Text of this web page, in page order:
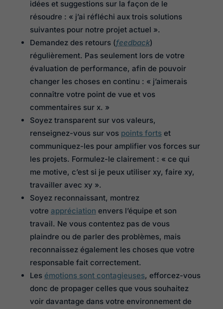
idées et suggestions sur la façon de le
résoudre : « j’ai réfléchi aux trois solutions
suivantes pour notre projet actuel ».
Demandez des retours (feedback)
régulièrement. Pas seulement lors de votre
évaluation de performance, afin de pouvoir
changer les choses en continu : « j’aimerais
connaître votre point de vue et vos
commentaires sur x. »
Soyez transparent sur vos valeurs,
renseignez-vous sur vos points fortset
communiquez-les pour amplifier vos forces sur
les projets. Formulez-le clairement : « ce qui
me motive, c’est si je peux utiliser xy, faire xy,
travailler avec xy ».
Soyez reconnaissant, montrez
votre appréciation envers l’équipe et son
travail. Ne vous contentez pas de vous
plaindre ou de parler des problèmes, mais
reconnaissez également les choses que votre
responsable fait correctement.
Les émotions sont contagieuses, efforcez-vous
donc de propager celles que vous souhaitez
voir davantage dans votre environnement de